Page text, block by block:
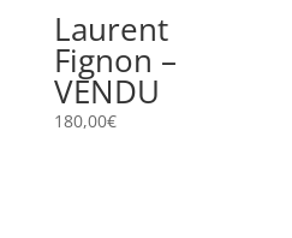
Laurent
Fignon –
VENDU
180,00€